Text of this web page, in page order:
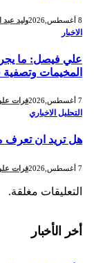
وليد عبد
الاخبار
علي فيصل: ما
المخيمات وتصفية
فرات
التحليل الاخباري
هل تريد ان تعرف
فرات
التعليقات مغلقة.
أخر الأخبار